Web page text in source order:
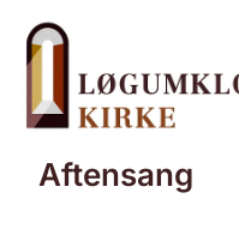
Aftensang